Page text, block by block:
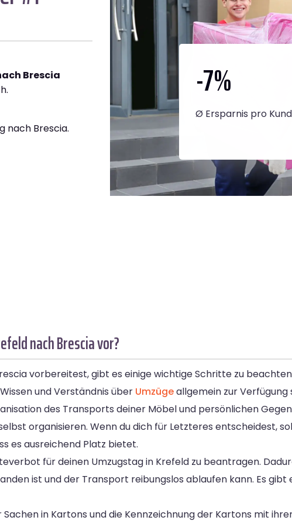
Brescia
nach Brescia.
-7%
Ø Ersparnis pro
nach Brescia vor?
vorbereitest, gibt es einige wichtige Schritte zu
und Verständnis über Umzügeallgemein zur Verfügung
des Transports deiner Möbel und persönlichen
organisieren. Wenn du dich für Letzteres entscheidest,
es ausreichend Platz bietet.
für deinen Umzugstag in Krefeld zu beantragen.
ist und der Transport reibungslos ablaufen kann. Es gibt
in Kartons und die Kennzeichnung der Kartons mit